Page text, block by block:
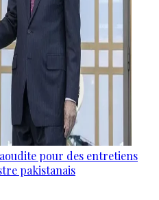
pour des entretiens
pakistanais